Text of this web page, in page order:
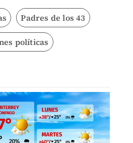
Padres de los 43
políticas